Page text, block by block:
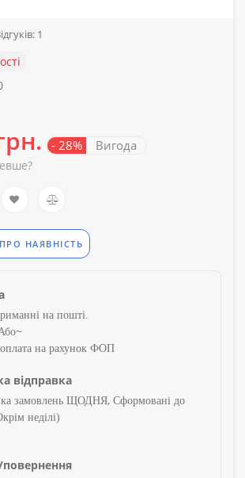
1
- 28% Вигода
НАЯВНІСТЬ
на пошті.
~
на рахунок ФОП
відправка
замовлень ЩОДНЯ, Сформовані до
неділі)